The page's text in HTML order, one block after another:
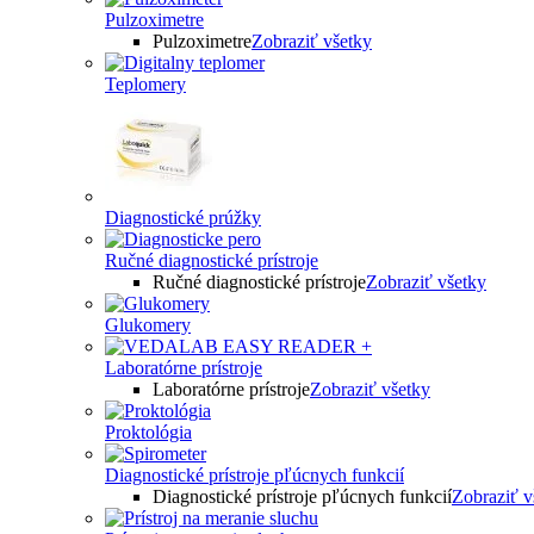
Pulzoximetre
PulzoximetreZobraziť všetky
Teplomery
Diagnostické prúžky
Ručné diagnostické prístroje
Ručné diagnostické prístrojeZobraziť všetky
Glukomery
Laboratórne prístroje
Laboratórne prístrojeZobraziť všetky
Proktológia
Diagnostické prístroje pľúcnych funkcií
Diagnostické prístroje pľúcnych funkciíZobraziť